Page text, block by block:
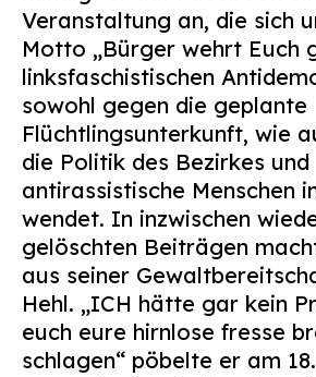
Veranstaltung an, die sich
Motto „Bürger wehrt Euch
linksfaschistischen
sowohl gegen die geplante
Flüchtlingsunterkunft, wie
die Politik des Bezirkes und
antirassistische Menschen
wendet. In inzwischen
gelöschten Beiträgen
aus seiner
Hehl. „ICH hätte gar kein
euch eure hirnlose fresse
schlagen“ pöbelte er am